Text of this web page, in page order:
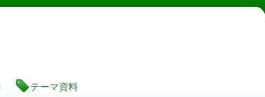
図書館 蔵書検索・予約システム
テーマ資料